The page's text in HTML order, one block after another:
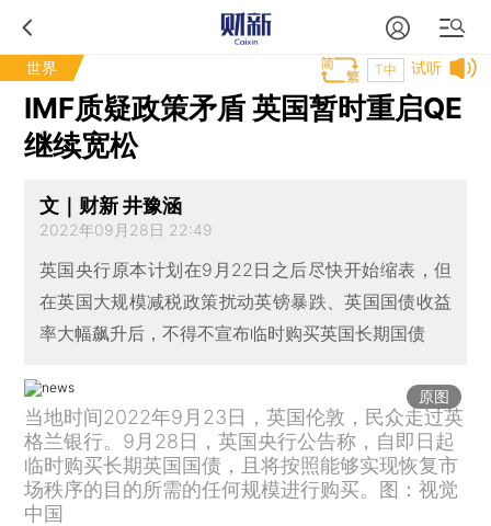
世界 试听
T中
IMF质疑政策矛盾 英国暂时重启QE
继续宽松
文｜财新 井豫涵
2022年09月28日 22:49
英国央行原本计划在9月22日之后尽快开始缩表，但
在英国大规模减税政策扰动英镑暴跌、英国国债收益
率大幅飙升后，不得不宣布临时购买英国长期国债
原图
当地时间2022年9月23日，英国伦敦，民众走过英
格兰银行。9月28日，英国央行公告称，自即日起
临时购买长期英国国债，且将按照能够实现恢复市
场秩序的目的所需的任何规模进行购买。图：视觉
中国